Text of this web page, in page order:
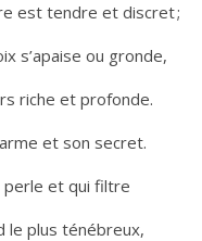
est tendre et discret ;
s’apaise ou gronde,
riche et profonde.
et son secret.
perle et qui filtre
le plus ténébreux,